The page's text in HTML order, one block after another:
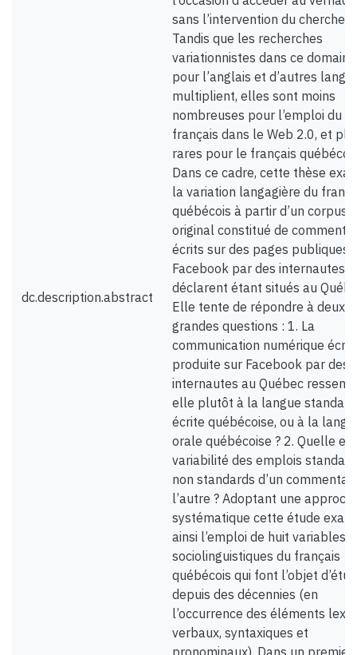
dc.description.abstract
sans l’intervention du
Tandis que les recherches
variationnistes dans ce domaine
pour l’anglais et d’autres
multiplient, elles sont moins
nombreuses pour l’emploi du
français dans le Web 2.0, et
rares pour le français
Dans ce cadre, cette thèse
la variation langagière du
québécois à partir d’un corpus
original constitué de
écrits sur des pages publiques
Facebook par des internautes
déclarent étant situés au
Elle tente de répondre à deux
grandes questions : 1. La
communication numérique
produite sur Facebook par des
internautes au Québec
elle plutôt à la langue standard
écrite québécoise, ou à la
orale québécoise ? 2. Quelle
variabilité des emplois
non standards d’un
l’autre ? Adoptant une
systématique cette étude
ainsi l’emploi de huit variables
sociolinguistiques du français
québécois qui font l’objet
depuis des décennies (en
l’occurrence des éléments
verbaux, syntaxiques et
pronominaux). Dans un premier